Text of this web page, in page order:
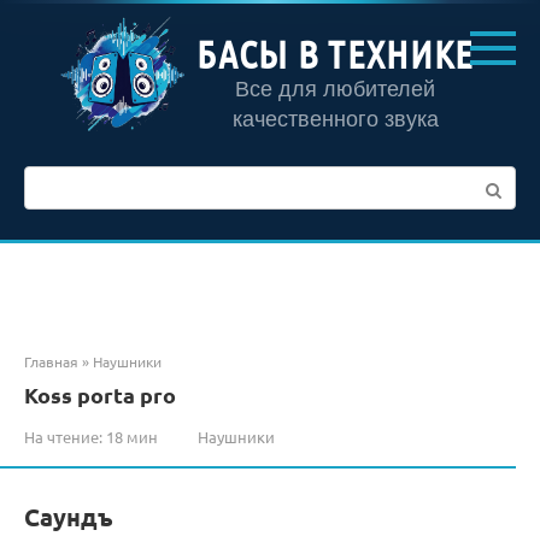
контенту
БАСЫ В ТЕХНИКЕ
Все для любителей
качественного звука
Главная » Наушники
Koss porta pro
На чтение: 18 мин Наушники
Саундъ